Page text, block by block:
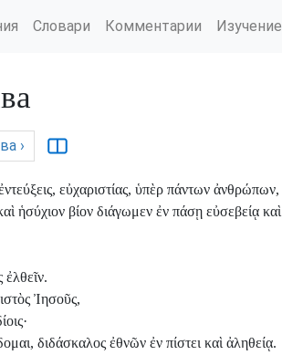
Словари Комментарии Изучение
›
εὐχαριστίας, ὑπὲρ πάντων ἀνθρώπων,
ἡσύχιον βίον διάγωμεν ἐν πάσῃ εὐσεβείᾳ καὶ
ἐλθεῖν.
Ἰησοῦς,
διδάσκαλος ἐθνῶν ἐν πίστει καὶ ἀληθείᾳ.